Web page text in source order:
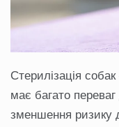
Стерилізація
має багато
зменшення ризику